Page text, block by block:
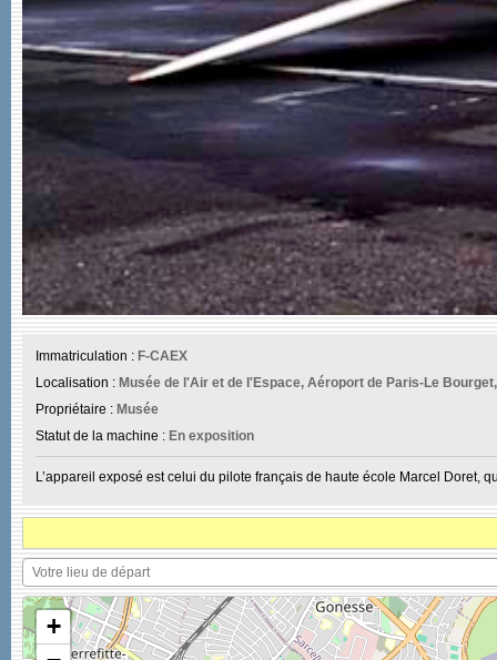
Immatriculation : F-CAEX
Localisation : Musée de l'Air et de l'Espace, Aéroport de Paris-Le
Propriétaire : Musée
Statut de la machine : En exposition
L’appareil exposé est celui du pilote français de haute école Marcel Doret,
+